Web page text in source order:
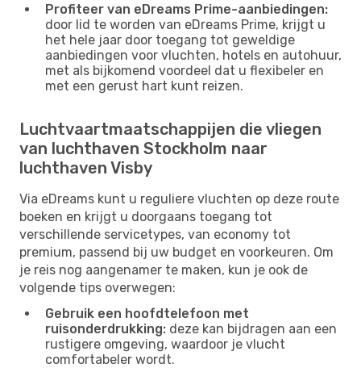
Profiteer van eDreams Prime-aanbiedingen:
door lid te worden van eDreams Prime, krijgt u
het hele jaar door toegang tot geweldige
aanbiedingen voor vluchten, hotels en autohuur,
met als bijkomend voordeel dat u flexibeler en
met een gerust hart kunt reizen.
Luchtvaartmaatschappijen die vliegen
van luchthaven Stockholm naar
luchthaven Visby
Via eDreams kunt u reguliere vluchten op deze route
boeken en krijgt u doorgaans toegang tot
verschillende servicetypes, van economy tot
premium, passend bij uw budget en voorkeuren. Om
je reis nog aangenamer te maken, kun je ook de
volgende tips overwegen:
Gebruik een hoofdtelefoon met
ruisonderdrukking: deze kan bijdragen aan een
rustigere omgeving, waardoor je vlucht
comfortabeler wordt.